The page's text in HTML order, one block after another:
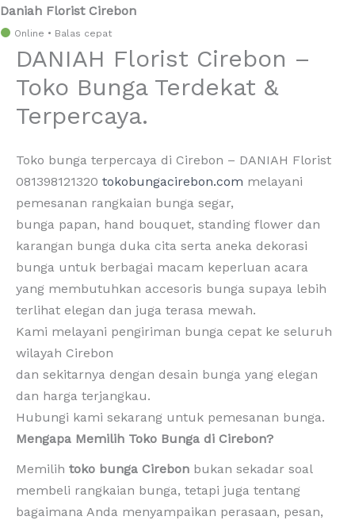
Daniah Florist Cirebon
Online • Balas cepatLewati
ke
DANIAH Florist Cirebon –
Toko Bunga Terdekat &
Terpercaya.
Toko bunga terpercaya di Cirebon – DANIAH Florist
081398121320 tokobungacirebon.com melayani
pemesanan rangkaian bunga segar,
bunga papan, hand bouquet, standing flower dan
karangan bunga duka cita serta aneka dekorasi
bunga untuk berbagai macam keperluan acara
yang membutuhkan accesoris bunga supaya lebih
terlihat elegan dan juga terasa mewah.
Kami melayani pengiriman bunga cepat ke seluruh
wilayah Cirebon
dan sekitarnya dengan desain bunga yang elegan
dan harga terjangkau.
Hubungi kami sekarang untuk pemesanan bunga.
Mengapa Memilih Toko Bunga di Cirebon?
Memilih toko bunga Cirebon bukan sekadar soal
membeli rangkaian bunga, tetapi juga tentang
bagaimana Anda menyampaikan perasaan, pesan,